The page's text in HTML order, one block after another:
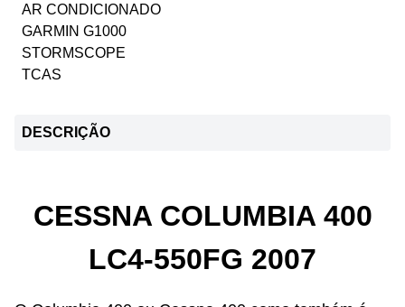
AR CONDICIONADO
GARMIN G1000
STORMSCOPE
TCAS
DESCRIÇÃO
CESSNA COLUMBIA 400
LC4-550FG 2007